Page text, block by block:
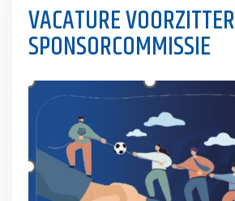
VACATURE VOORZITTER
SPONSORCOMMISSIE